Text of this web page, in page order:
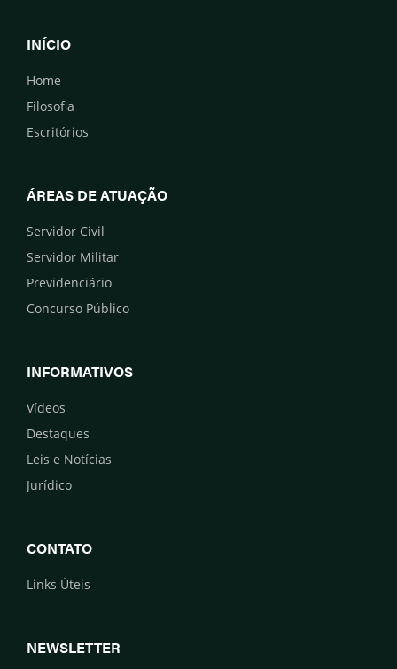
INÍCIO
Home
Filosofia
Escritórios
ÁREAS DE ATUAÇÃO
Servidor Civil
Servidor Militar
Previdenciário
Concurso Público
INFORMATIVOS
Vídeos
Destaques
Leis e Notícias
Jurídico
CONTATO
Links Úteis
NEWSLETTER